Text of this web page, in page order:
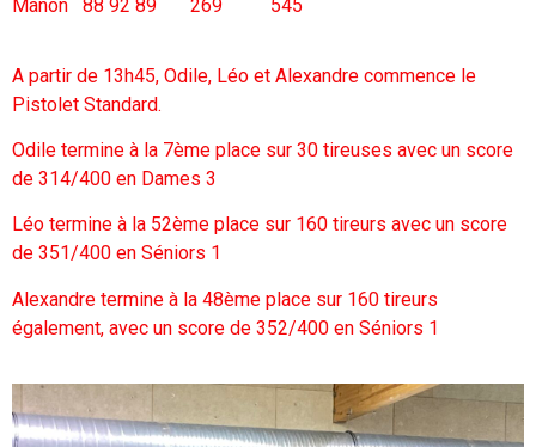
Manon 88 92 89 269 545
A partir de 13h45, Odile, Léo et Alexandre commence le
Pistolet Standard.
Odile termine à la 7ème place sur 30 tireuses avec un score
de 314/400 en Dames 3
Léo termine à la 52ème place sur 160 tireurs avec un score
de 351/400 en Séniors 1
Alexandre termine à la 48ème place sur 160 tireurs
également, avec un score de 352/400 en Séniors 1